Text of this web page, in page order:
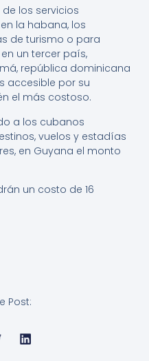
los servicios
la habana, los
de turismo o para
un tercer país,
república dominicana
accesible por su
el más costoso.
a los cubanos
vuelos y estadías
en Guyana el monto
un costo de 16
Post: